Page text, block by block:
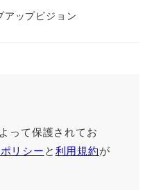
アップビジョン
って保護されてお
リシー と 利用規約が